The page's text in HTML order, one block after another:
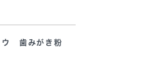
ウ 歯みがき粉